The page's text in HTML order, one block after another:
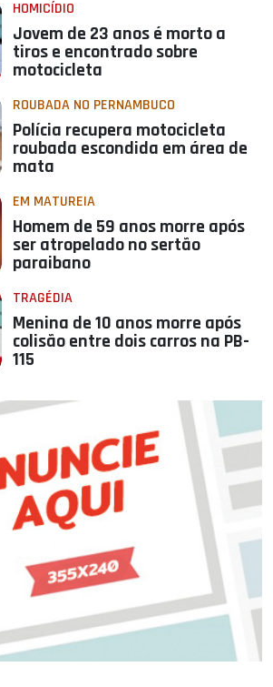
HOMICÍDIO
Jovem de 23 anos é morto a
tiros e encontrado sobre
motocicleta
ROUBADA NO PERNAMBUCO
Polícia recupera motocicleta
roubada escondida em área de
mata
EM MATUREIA
Homem de 59 anos morre após
ser atropelado no sertão
paraibano
TRAGÉDIA
Menina de 10 anos morre após
colisão entre dois carros na PB-
115